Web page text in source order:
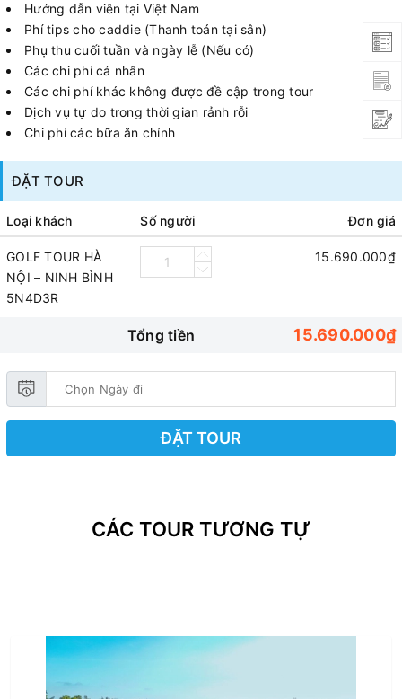
Hướng dẫn viên tại Việt Nam
Phí tips cho caddie (Thanh toán tại sân)
Phụ thu cuối tuần và ngày lễ (Nếu có)
Các chi phí cá nhân
Các chi phí khác không được đề cập trong tour
Dịch vụ tự do trong thời gian rảnh rỗi
Chi phí các bữa ăn chính
ĐẶT TOUR
Loại khách Số người Đơn giá
GOLF TOUR HÀ
NỘI – NINH BÌNH
5N4D3R
15.690.000₫
Tổng tiền 15.690.000₫
ĐẶT TOUR
CÁC TOUR TƯƠNG TỰ